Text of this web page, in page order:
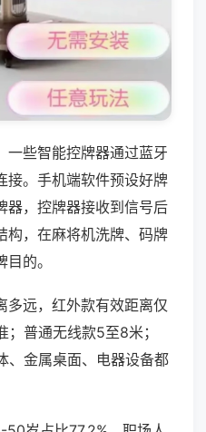
一些智能控牌器通过蓝牙
接。手机端软件预设好牌
器，控牌器接收到信号后
构，在麻将机洗牌、码牌
的。
多远，红外款有效距离仅
普通无线款5至8米；
、金属桌面、电器设备都